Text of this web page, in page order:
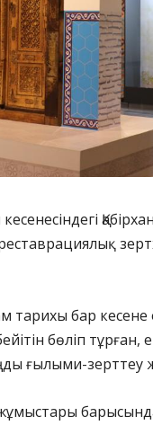
тарихы бар кесене
бөліп
ғылыми-зерттеу
жұмыстары